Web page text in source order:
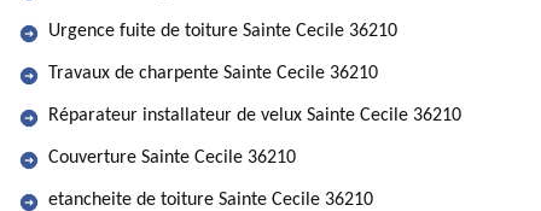
Urgence fuite de toiture Sainte Cecile 36210
Travaux de charpente Sainte Cecile 36210
Réparateur installateur de velux Sainte Cecile 36210
Couverture Sainte Cecile 36210
etancheite de toiture Sainte Cecile 36210